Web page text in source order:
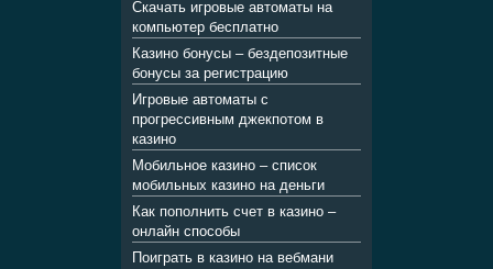
Champagne
Выигрыш:
5225
Just Jewels
Выигрыш:
1495 USD Burima
King of Cards
Выигрыш:
3690 RUB Moogugar
Lucky Lady’s Charm Deluxe
Выигрыш:
9160
Скачать игровые автоматы на
компьютер бесплатно
Казино бонусы – бездепозитные
бонусы за регистрацию
Игровые автоматы с
прогрессивным джекпотом в
казино
Мобильное казино – список
мобильных казино на деньги
Как пополнить счет в казино –
онлайн способы
Поиграть в казино на вебмани